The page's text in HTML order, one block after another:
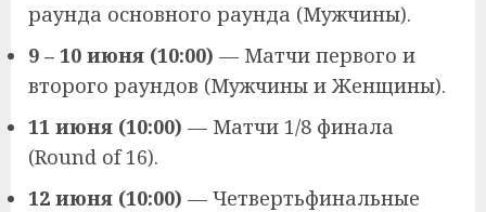
раунда основного раунда (Мужчины).
9 – 10 июня (10:00) — Матчи первого и
второго раундов (Мужчины и Женщины).
11 июня (10:00) — Матчи 1/8 финала
(Round of 16).
12 июня (10:00) — Четвертьфинальные